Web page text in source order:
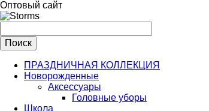
Оптовый сайт
ПРАЗДНИЧНАЯ КОЛЛЕКЦИЯ
Новорожденные
Аксессуары
Головные уборы
Школа